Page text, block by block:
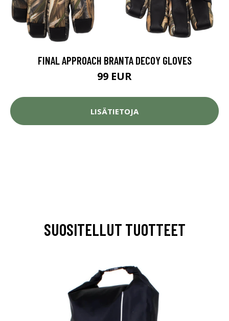
FINAL APPROACH BRANTA DECOY GLOVES
99 EUR
LISÄTIETOJA
SUOSITELLUT TUOTTEET